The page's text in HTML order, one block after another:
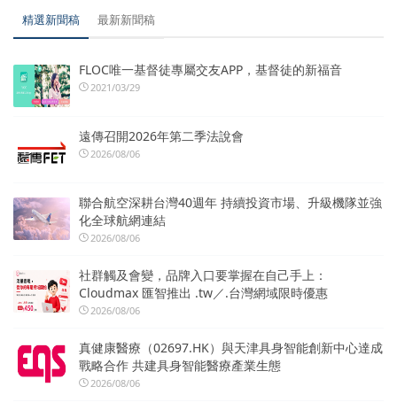
精選新聞稿 最新新聞稿
FLOC唯一基督徒專屬交友APP，基督徒的新福音
2021/03/29
遠傳召開2026年第二季法說會
2026/08/06
聯合航空深耕台灣40週年 持續投資市場、升級機隊並強
化全球航網連結
2026/08/06
社群觸及會變，品牌入口要掌握在自己手上：
Cloudmax 匯智推出 .tw／.台灣網域限時優惠
2026/08/06
真健康醫療（02697.HK）與天津具身智能創新中心達成
戰略合作 共建具身智能醫療產業生態
2026/08/06